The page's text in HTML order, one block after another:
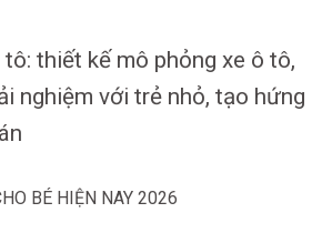
thiết kế mô phỏng xe ô tô,
nghiệm với trẻ nhỏ, tạo hứng